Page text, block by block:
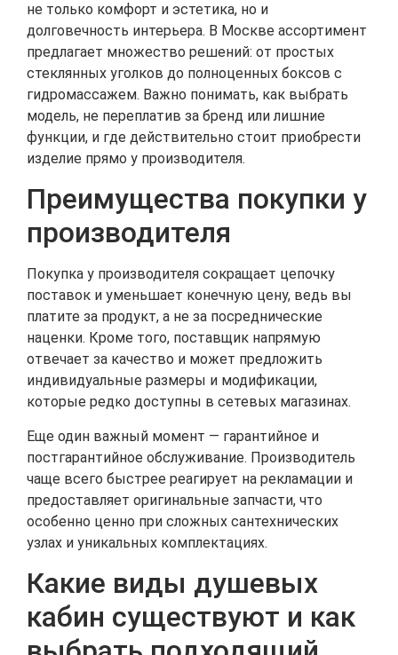
не только комфорт и эстетика, но и
долговечность интерьера. В Москве ассортимент
предлагает множество решений: от простых
стеклянных уголков до полноценных боксов с
гидромассажем. Важно понимать, как выбрать
модель, не переплатив за бренд или лишние
функции, и где действительно стоит приобрести
изделие прямо у производителя.
Преимущества покупки у
производителя
Покупка у производителя сокращает цепочку
поставок и уменьшает конечную цену, ведь вы
платите за продукт, а не за посреднические
наценки. Кроме того, поставщик напрямую
отвечает за качество и может предложить
индивидуальные размеры и модификации,
которые редко доступны в сетевых магазинах.
Еще один важный момент — гарантийное и
постгарантийное обслуживание. Производитель
чаще всего быстрее реагирует на рекламации и
предоставляет оригинальные запчасти, что
особенно ценно при сложных сантехнических
узлах и уникальных комплектациях.
Какие виды душевых
кабин существуют и как